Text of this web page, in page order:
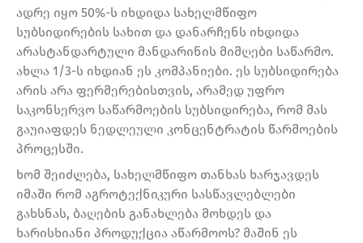
ადრე იყო 50%-ს იხდიდა სახელმწიფო
სუბსიდირების სახით და დანარჩენს იხდიდა
არასტანდარტული მანდარინის მიმღები საწარმო.
ახლა 1/3-ს იხდიან ეს კომპანიები. ეს სუბსიდირება
არის არა ფერმერებისთვის, არამედ უფრო
საკონსერვო საწარმოების სუბსიდირება, რომ მას
გაუიაფდეს ნედლეული კონცენტრატის წარმოების
პროცესში.
ხომ შეიძლება, სახელმწიფო თანხას ხარჯავდეს
იმაში რომ აგროტექნიკური სასწავლებლები
გახსნას, ბაღების განახლება მოხდეს და
ხარისხიანი პროდუქცია აწარმოოს? მაშინ ეს